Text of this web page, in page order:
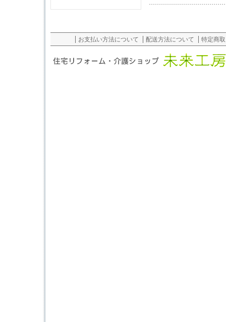
お支払い方法について 配送方法について 特定商